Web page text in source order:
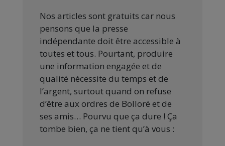
Nos articles sont gratuits car nous
pensons que la presse
indépendante doit être accessible à
toutes et tous. Pourtant, produire
une information engagée et de
qualité nécessite du temps et de
l’argent, surtout quand on refuse
d’être aux ordres de Bolloré et de
ses amis… Pourvu que ça dure ! Ça
tombe bien, ça ne tient qu’à vous :